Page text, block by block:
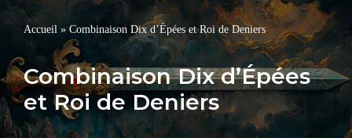
Accueil » Combinaison Dix d’Épées et Roi de Deniers
Combinaison Dix d’Épées
et Roi de Deniers